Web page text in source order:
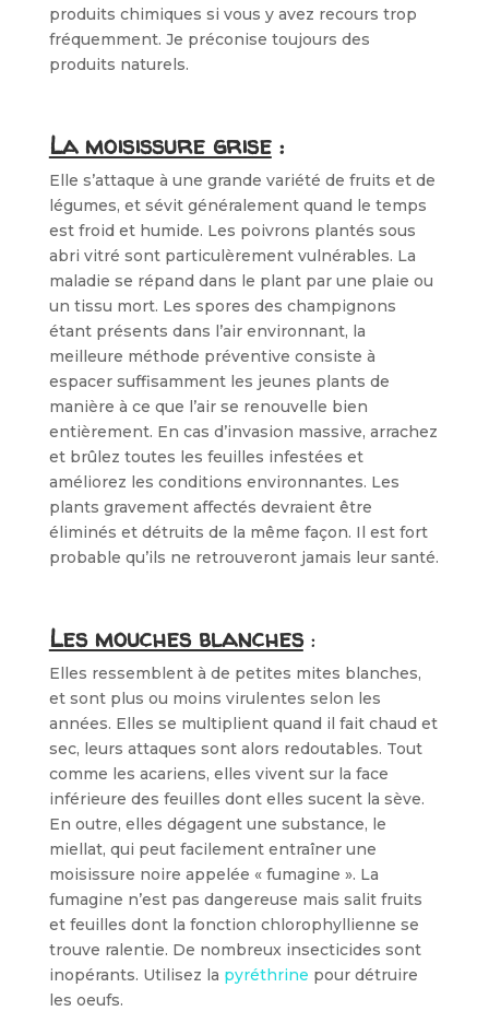
produits chimiques si vous y avez recours trop
fréquemment. Je préconise toujours des
produits naturels.
La moisissure grise:
Elle s’attaque à une grande variété de fruits et de
légumes, et sévit généralement quand le temps
est froid et humide. Les poivrons plantés sous
abri vitré sont particulèrement vulnérables. La
maladie se répand dans le plant par une plaie ou
un tissu mort. Les spores des champignons
étant présents dans l’air environnant, la
meilleure méthode préventive consiste à
espacer suffisamment les jeunes plants de
manière à ce que l’air se renouvelle bien
entièrement. En cas d’invasion massive, arrachez
et brûlez toutes les feuilles infestées et
améliorez les conditions environnantes. Les
plants gravement affectés devraient être
éliminés et détruits de la même façon. Il est fort
probable qu’ils ne retrouveront jamais leur santé.
Les mouches blanches:
Elles ressemblent à de petites mites blanches,
et sont plus ou moins virulentes selon les
années. Elles se multiplient quand il fait chaud et
sec, leurs attaques sont alors redoutables. Tout
comme les acariens, elles vivent sur la face
inférieure des feuilles dont elles sucent la sève.
En outre, elles dégagent une substance, le
miellat, qui peut facilement entraîner une
moisissure noire appelée « fumagine ». La
fumagine n’est pas dangereuse mais salit fruits
et feuilles dont la fonction chlorophyllienne se
trouve ralentie. De nombreux insecticides sont
inopérants. Utilisez la pyréthrine pour détruire
les oeufs.